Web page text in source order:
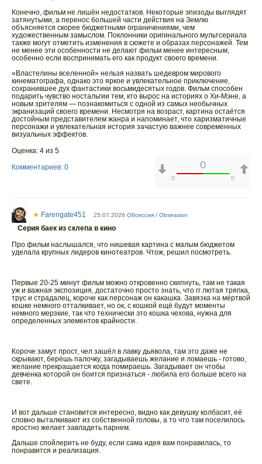
Конечно, фильм не лишён недостатков. Некоторые эпизоды выглядят
затянутыми, а перенос большей части действия на Землю
объясняется скорее бюджетными ограничениями, чем
художественным замыслом. Поклонники оригинального мультсериала
также могут отметить изменения в сюжете и образах персонажей. Тем
не менее эти особенности не делают фильм менее интересным,
особенно если воспринимать его как продукт своего времени.
«Властелины вселенной» нельзя назвать шедевром мирового
кинематографа, однако это яркое и увлекательное приключение,
сохранившее дух фантастики восьмидесятых годов. Фильм способен
подарить чувство ностальгии тем, кто вырос на историях о Хи-Мэне, а
новым зрителям — познакомиться с одной из самых необычных
экранизаций своего времени. Несмотря на возраст, картина остаётся
достойным представителем жанра и напоминает, что харизматичные
персонажи и увлекательная история зачастую важнее современных
визуальных эффектов.
Оценка: 4 из 5
Комментариев: 0
0
0 0
★ Farengate451 25.07.2026 Обсессия / Obsession
Серия баек из склепа в кино
Про фильм наслышался, что нишевая картина с малым бюджетом
уделала крупных лидеров кинотеатров. Чтож, решил посмотреть.
Первые 20-25 минут фильм можно откровенно скипнуть, там не такая
уж и важная экспозиция, достаточно просто знать, что гг лютая тряпка,
трус и страдалец, короче как персонаж он какашка. Завязка на мёртвой
кошке немного отталкивает, но ок, с кошкой ещё будут моменты
немного мерзкие, так что технически это кошка чехова, нужна для
определенных элементов крайности.
Короче замут прост, чел зашёл в лавку дьявола, там это даже не
скрывают, берёшь палочку, загадываешь желание и ломаешь - готово,
желание прекращается когда помираешь. Загадывает он чтобы
девченка которой он боится признаться - любила его больше всего на
свете.
И вот дальше становится интересно, видно как девушку колбасит, её
словно выталкивают из собственной головы, а то что там поселилось
яростно желает завладеть парнем.
Дальше спойлерить не буду, если сама идея вам понравилась, то
понравится и реализация.